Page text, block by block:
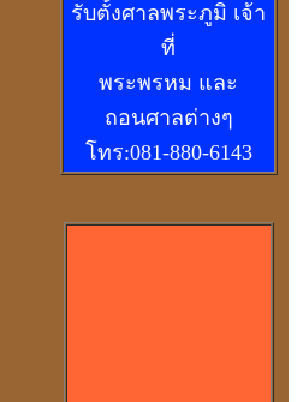
รับตั้งศาลพระภูมิ เจ้า
ที่
พระพรหม และ
ถอนศาลต่างๆ
โทร:081-880-6143